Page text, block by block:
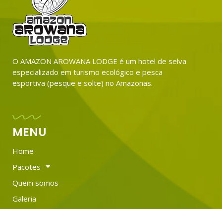
O AMAZON AROWANA LODGE é um hotel de selva
especializado em turismo ecológico e pesca
esportiva (pesque e solte) no Amazonas.
MENU
Home
Pacotes
Quem somos
Galeria